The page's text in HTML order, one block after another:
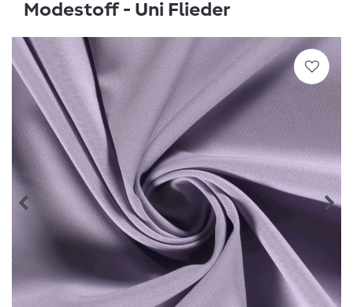
Modestoff - Uni Flieder